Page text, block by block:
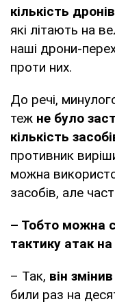
кількість
які літають на
наші дрони-
проти них.
До речі,
теж не було
кількість
противник
можна
засобів, але
– Тобто можна
тактику атак на
– Так, він
били раз на